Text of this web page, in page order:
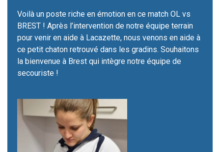
Voilà un poste riche en émotion en ce match OL vs
BREST ! Après l’intervention de notre équipe terrain
pour venir en aide à Lacazette, nous venons en aide à
ce petit chaton retrouvé dans les gradins. Souhaitons
la bienvenue à Brest qui intègre notre équipe de
secouriste !